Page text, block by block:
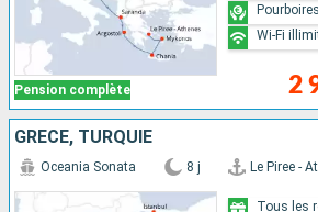
Pension complète 2
Wi-Fi
GRÈCE, TURQUIE
Oceania Sonata 8 j Le Piree -
Tous les